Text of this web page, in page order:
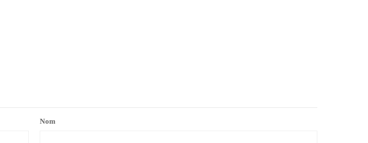
Nom